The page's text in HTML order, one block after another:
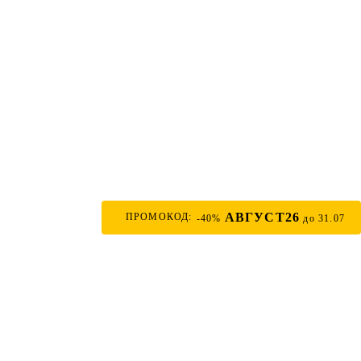
ПРОМОКОД: -40% АВГУСТ26 до 31.07